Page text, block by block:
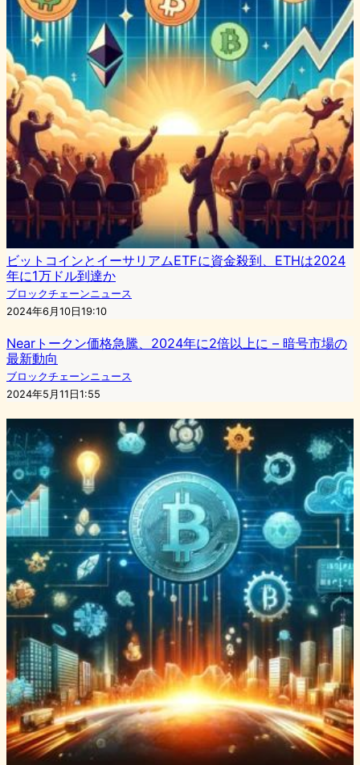
ビットコインとイーサリアムETFに資金殺到、ETHは2024
年に1万ドル到達か
ブロックチェーンニュース
2024年6月10日19:10
Nearトークン価格急騰、2024年に2倍以上に – 暗号市場の
最新動向
ブロックチェーンニュース
2024年5月11日1:55